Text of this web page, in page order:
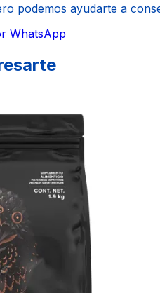
podemos ayudarte a
WhatsApp